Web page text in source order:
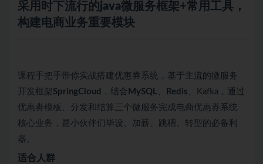
采用时下流行的 java微服务框架+常用工具，
构建电商业务重要模块
课程手把手带你实战搭建优惠券系统，基于主流的微服务
开发框架SpringCloud ，结合 MySQL 、 Redis 、Kafka，通过
优惠劵模板、分发和结算三个微服务完成电商优惠券系统
核心业务，是小伙伴们毕设、加薪、跳槽、转型的必备利
器。
适合人群